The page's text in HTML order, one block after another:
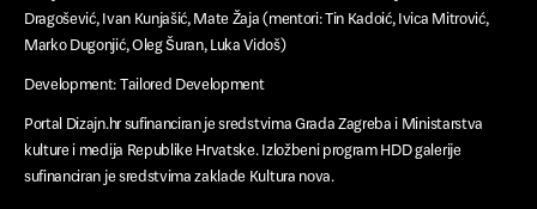
Oglasi
Izdvojeno
Događanja
Izložbe
Dragošević, Ivan Kunjašić, Mate Žaja (mentori: Tin Kadoić, Ivica Mitrović,
Marko Dugonjić, Oleg Šuran, Luka Vidoš)
Development: Tailored Development
Portal Dizajn.hr sufinanciran je sredstvima Grada Zagreba i Ministarstva
kulture i medija Republike Hrvatske. Izložbeni program HDD galerije
sufinanciran je sredstvima zaklade Kultura nova.